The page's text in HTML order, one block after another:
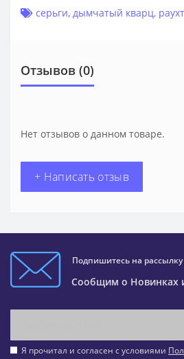
серьги, дымчатый кварц,
Отзывов (0)
Нет отзывов о данном товаре.
+ Написать отзыв
Подпишитесь на
Сообщим о Новинках
Я прочитал и согласен с условиями